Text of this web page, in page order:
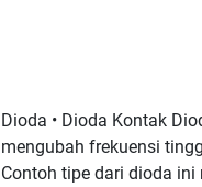
Dioda • Dioda Kontak
mengubah frekuensi
Contoh tipe dari dioda ini